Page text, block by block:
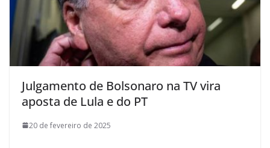
Julgamento de Bolsonaro na TV vira
aposta de Lula e do PT
20 de fevereiro de 2025